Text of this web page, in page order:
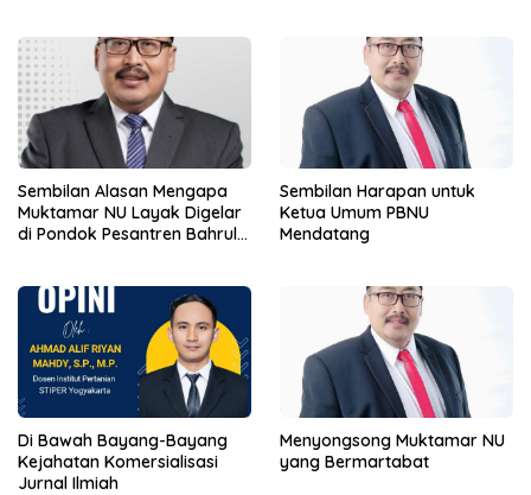
Sembilan Alasan Mengapa
Muktamar NU Layak Digelar
di Pondok Pesantren Bahrul
Sembilan Harapan untuk
Ketua Umum PBNU
Mendatang
Di Bawah Bayang-Bayang
Kejahatan Komersialisasi
Jurnal Ilmiah
Menyongsong Muktamar NU
yang Bermartabat